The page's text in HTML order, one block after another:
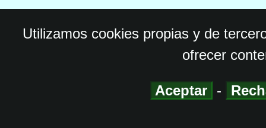
Utilizamos cookies propias y de
ofrecer
Aceptar -